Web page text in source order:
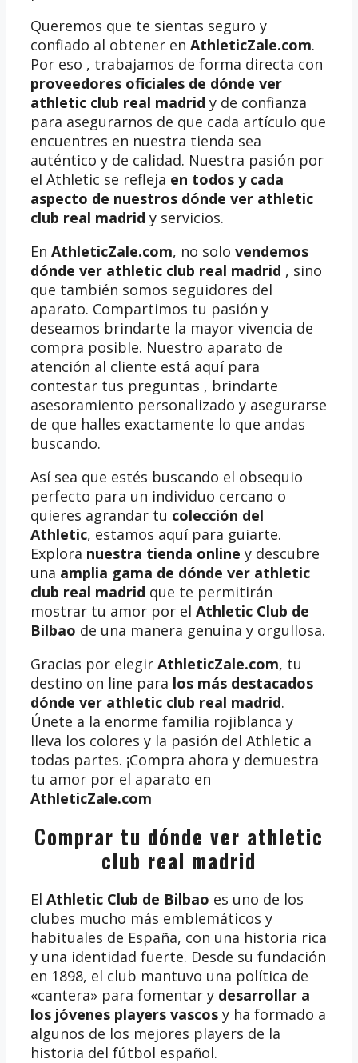
Queremos que te sientas seguro y
confiado al obtener en AthleticZale.com.
Por eso , trabajamos de forma directa con
proveedores oficiales de dónde ver
athletic club real madrid y de confianza
para asegurarnos de que cada artículo que
encuentres en nuestra tienda sea
auténtico y de calidad. Nuestra pasión por
el Athletic se refleja en todos y cada
aspecto de nuestros dónde ver athletic
club real madrid y servicios.
En AthleticZale.com, no solo vendemos
dónde ver athletic club real madrid , sino
que también somos seguidores del
aparato. Compartimos tu pasión y
deseamos brindarte la mayor vivencia de
compra posible. Nuestro aparato de
atención al cliente está aquí para
contestar tus preguntas , brindarte
asesoramiento personalizado y asegurarse
de que halles exactamente lo que andas
buscando.
Así sea que estés buscando el obsequio
perfecto para un individuo cercano o
quieres agrandar tu colección del
Athletic, estamos aquí para guiarte.
Explora nuestra tienda online y descubre
una amplia gama de dónde ver athletic
club real madrid que te permitirán
mostrar tu amor por el Athletic Club de
Bilbao de una manera genuina y orgullosa.
Gracias por elegir AthleticZale.com, tu
destino on line para los más destacados
dónde ver athletic club real madrid.
Únete a la enorme familia rojiblanca y
lleva los colores y la pasión del Athletic a
todas partes. ¡Compra ahora y demuestra
tu amor por el aparato en
AthleticZale.com
Comprar tu dónde ver athletic
club real madrid
El Athletic Club de Bilbao es uno de los
clubes mucho más emblemáticos y
habituales de España, con una historia rica
y una identidad fuerte. Desde su fundación
en 1898, el club mantuvo una política de
«cantera» para fomentar y desarrollar a
los jóvenes players vascos y ha formado a
algunos de los mejores players de la
historia del fútbol español.